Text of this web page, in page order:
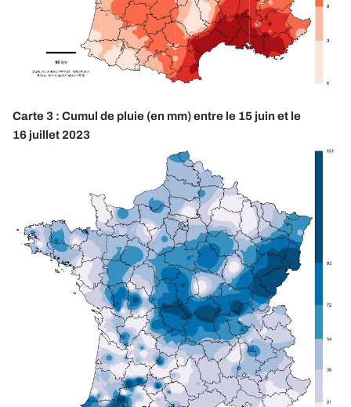
Carte 3 : Cumul de pluie (en mm) entre le 15 juin et le
16 juillet 2023